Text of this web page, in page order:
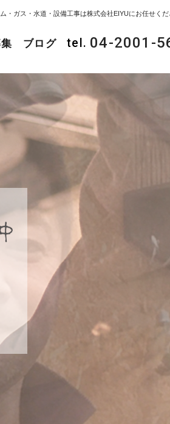
・ガス・水道・設備工事は株式会社EIYUにお任せくだ
ブログ tel. 04-2001-